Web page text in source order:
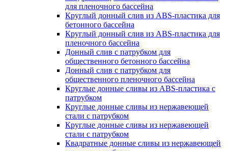
для пленочного бассейна
Круглый донный слив из ABS-пластика для
бетонного бассейна
Круглый донный слив из ABS-пластика для
пленочного бассейна
Донный слив с патрубком для
общественного бетонного бассейна
Донный слив с патрубком для
общественного пленочного бассейна
Круглые донные сливы из ABS-пластика с
патрубком
Круглые донные сливы из нержавеющей
стали с патрубком
Круглые донные сливы из нержавеющей
стали с патрубком
Квадратные донные сливы из нержавеющей